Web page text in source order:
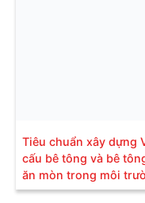
Tiêu chuẩn xây dựng
cấu bê tông và bê
ăn mòn trong môi